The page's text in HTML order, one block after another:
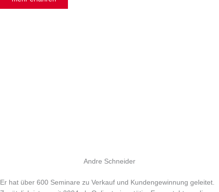
Andre Schneider
Er hat über 600 Seminare zu Verkauf und Kundengewinnung geleitet.